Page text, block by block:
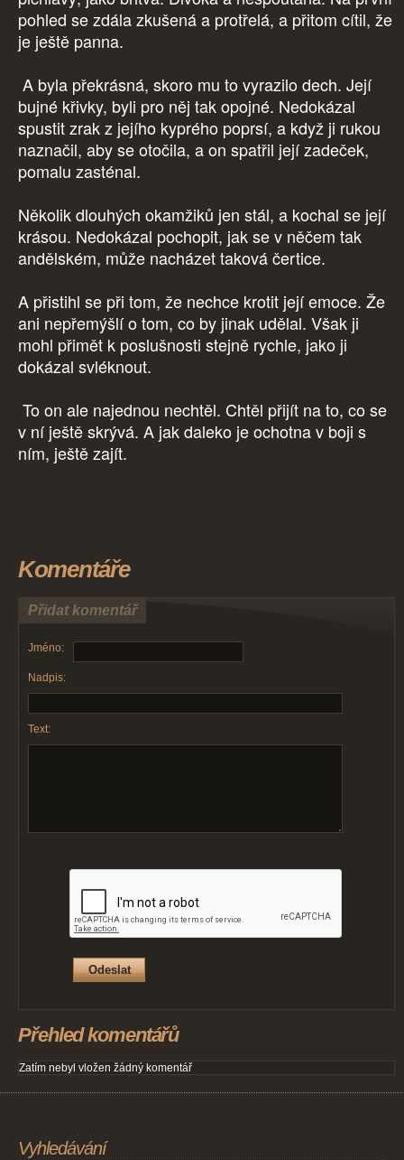
pohled se zdála zkušená a protřelá, a přitom cítil, že
je ještě panna.
A byla překrásná, skoro mu to vyrazilo dech. Její
bujné křivky, byli pro něj tak opojné. Nedokázal
spustit zrak z jejího kyprého poprsí, a když ji rukou
naznačil, aby se otočila, a on spatřil její zadeček,
pomalu zasténal.
Několik dlouhých okamžiků jen stál, a kochal se její
krásou. Nedokázal pochopit, jak se v něčem tak
andělském, může nacházet taková čertice.
A přistihl se při tom, že nechce krotit její emoce. Že
ani nepřemýšlí o tom, co by jinak udělal. Však ji
mohl přimět k poslušnosti stejně rychle, jako ji
dokázal svléknout.
To on ale najednou nechtěl. Chtěl přijít na to, co se
v ní ještě skrývá. A jak daleko je ochotna v boji s
ním, ještě zajít.
Komentáře
Přidat komentář
Jméno:
Nadpis:
Text:
Přehled komentářů
Zatím nebyl vložen žádný komentář
Vyhledávání